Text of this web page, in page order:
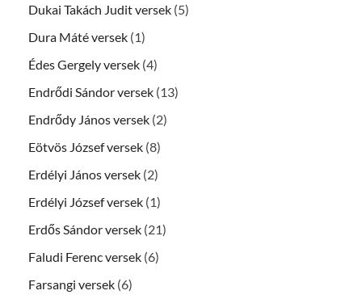
Dukai Takách Judit versek (5)
Dura Máté versek (1)
Édes Gergely versek (4)
Endrődi Sándor versek (13)
Endrődy János versek (2)
Eötvös József versek (8)
Erdélyi János versek (2)
Erdélyi József versek (1)
Erdős Sándor versek (21)
Faludi Ferenc versek (6)
Farsangi versek (6)